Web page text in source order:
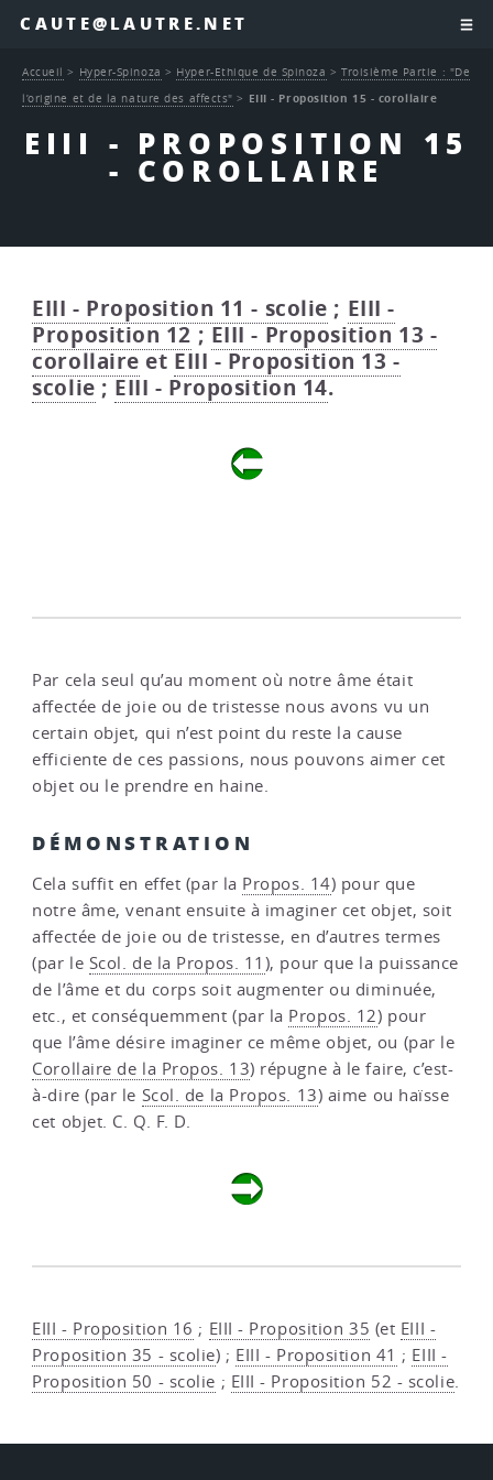
CAUTE@LAUTRE.NET
EIII - PROPOSITION 15
- COROLLAIRE
Accueil > Hyper-Spinoza > Hyper-Ethique de Spinoza >Troisième Partie : "De
l’origine et de la nature des affects" > EIII - Proposition 15 - corollaire
EIII - Proposition 11 - scolie ; EIII -
Proposition 12 ; EIII - Proposition 13 -
corollaire et EIII - Proposition 13 -
scolie ; EIII - Proposition 14.
Par cela seul qu’au moment où notre âme était
affectée de joie ou de tristesse nous avons vu un
certain objet, qui n’est point du reste la cause
efficiente de ces passions, nous pouvons aimer cet
objet ou le prendre en haine.
DÉMONSTRATION
Cela suffit en effet (par la Propos. 14) pour que
notre âme, venant ensuite à imaginer cet objet, soit
affectée de joie ou de tristesse, en d’autres termes
(par le Scol. de la Propos. 11 ), pour que la puissance
de l’âme et du corps soit augmenter ou diminuée,
etc., et conséquemment (par la Propos. 12) pour
que l’âme désire imaginer ce même objet, ou (par le
Corollaire de la Propos. 13) répugne à le faire, c’est-
à-dire (par le Scol. de la Propos. 13) aime ou haïsse
cet objet. C. Q. F. D.
EIII - Proposition 16 ; EIII - Proposition 35 (et EIII -
Proposition 35 - scolie) ; EIII - Proposition 41 ; EIII -
Proposition 50 - scolie ; EIII - Proposition 52 - scolie